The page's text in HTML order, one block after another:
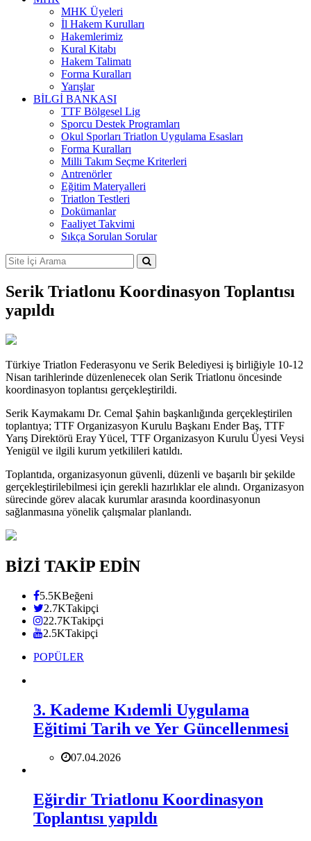
MHK Üyeleri
İl Hakem Kurulları
Hakemlerimiz
Kural Kitabı
Hakem Talimatı
Forma Kuralları
Yarışlar
BİLGİ BANKASI
TTF Bölgesel Lig
Sporcu Destek Programları
Okul Sporları Triatlon Uygulama Esasları
Forma Kuralları
Milli Takım Seçme Kriterleri
Antrenörler
Eğitim Materyalleri
Triatlon Testleri
Dokümanlar
Faaliyet Takvimi
Sıkça Sorulan Sorular
Serik Triatlonu Koordinasyon Toplantısı
yapıldı
Türkiye Triatlon Federasyonu ve Serik Belediyesi iş birliğiyle 10-12
Nisan tarihlerinde düzenlenecek olan Serik Triatlonu öncesinde
koordinasyon toplantısı gerçekleştirildi.
Serik Kaymakamı Dr. Cemal Şahin başkanlığında gerçekleştirilen
toplantıya; TTF Organizasyon Kurulu Başkanı Ender Baş, TTF
Yarış Direktörü Eray Yücel, TTF Organizasyon Kurulu Üyesi Veysi
Yenigül ve ilgili kurum yetkilileri katıldı.
Toplantıda, organizasyonun güvenli, düzenli ve başarılı bir şekilde
gerçekleştirilebilmesi için gerekli hazırlıklar ele alındı. Organizasyon
sürecinde görev alacak kurumlar arasında koordinasyonun
sağlanmasına yönelik çalışmalar planlandı.
BİZİ TAKİP EDİN
5.5KBeğeni
2.7KTakipçi
22.7KTakipçi
2.5KTakipçi
POPÜLER
3. Kademe Kıdemli Uygulama
Eğitimi Tarih ve Yer Güncellenmesi
07.04.2026
Eğirdir Triatlonu Koordinasyon
Toplantısı yapıldı